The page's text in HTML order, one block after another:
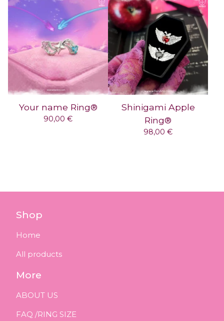
Your name Ring®
90,00 €
Shinigami Apple
Ring®
98,00 €
Shop
Home
All products
More
ABOUT US
FAQ /RING SIZE